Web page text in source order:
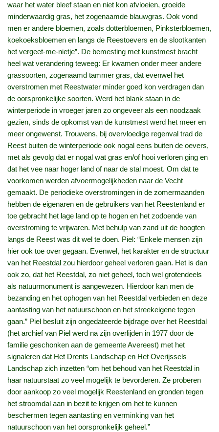
waar het water bleef staan en niet kon afvloeien, groeide
minderwaardig gras, het zogenaamde blauwgras. Ook vond
men er andere bloemen, zoals dotterbloemen, Pinksterbloemen,
koekoeksbloemen en langs de Reestoevers en de slootkanten
het vergeet-me-nietje”. De bemesting met kunstmest bracht
heel wat verandering teweeg: Er kwamen onder meer andere
grassoorten, zogenaamd tammer gras, dat evenwel het
overstromen met Reestwater minder goed kon verdragen dan
de oorspronkelijke soorten. Werd het blank staan in de
winterperiode in vroeger jaren zo ongeveer als een noodzaak
gezien, sinds de opkomst van de kunstmest werd het meer en
meer ongewenst. Trouwens, bij overvloedige regenval trad de
Reest buiten de winterperiode ook nogal eens buiten de oevers,
met als gevolg dat er nogal wat gras en/of hooi verloren ging en
dat het vee naar hoger land of naar de stal moest. Om dat te
voorkomen werden afvoermogelijkheden naar de Vecht
gemaakt. De periodieke overstromingen in de zomermaanden
hebben de eigenaren en de gebruikers van het Reestenland er
toe gebracht het lage land op te hogen en het zodoende van
overstroming te vrijwaren. Met behulp van zand uit de hoogten
langs de Reest was dit wel te doen. Piel: “Enkele mensen zijn
hier ook toe over gegaan. Evenwel, het karakter en de structuur
van het Reestdal zou hierdoor geheel verloren gaan. Het is dan
ook zo, dat het Reestdal, zo niet geheel, toch wel grotendeels
als natuurmonument is aangewezen. Hierdoor kan men de
bezanding en het ophogen van het Reestdal verbieden en deze
aantasting van het natuurschoon en het streekeigene tegen
gaan.” Piel besluit zijn ongedateerde bijdrage over het Reestdal
(het archief van Piel werd na zijn overlijden in 1977 door de
familie geschonken aan de gemeente Avereest) met het
signaleren dat Het Drents Landschap en Het Overijssels
Landschap zich inzetten “om het behoud van het Reestdal in
haar natuurstaat zo veel mogelijk te bevorderen. Ze proberen
door aankoop zo veel mogelijk Reestenland en gronden tegen
het stroomdal aan in bezit te krijgen om het te kunnen
beschermen tegen aantasting en verminking van het
natuurschoon van het oorspronkelijk geheel.”